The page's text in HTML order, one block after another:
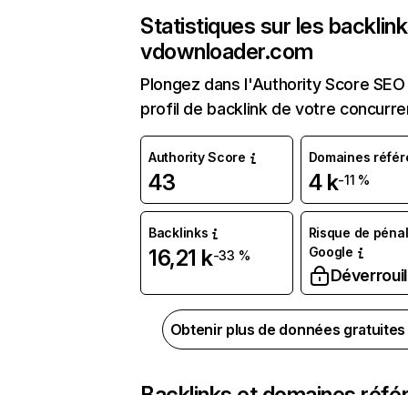
Statistiques sur les
vdownloader.com
Plongez dans l'Authority Score
profil de backlink de votre
Authority Score
43
Domaines
4 k-11 %
Backlinks
16,21 k-33 %
Risque de
Google
Obtenir plus de données